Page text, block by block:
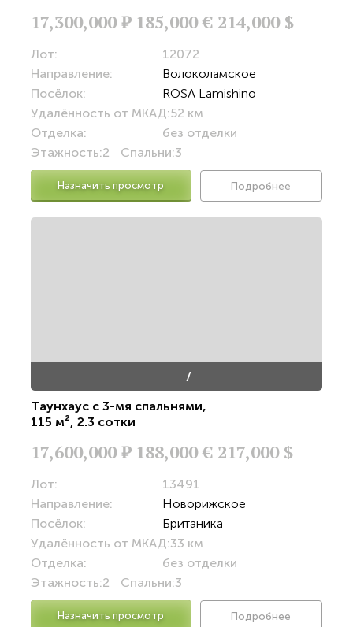
17,300,000Р 185,000 € 214,000 $
Лот:
12072
Направление:
Волоколамское
Посёлок:
ROSA Lamishino
Удалённость от МКАД:52 км
Отделка:
без отделки
Этажность:2 Спальни:3
Назначить просмотр Подробнее
/
Таунхаус с 3-мя спальнями,
115 м², 2.3 сотки
17,600,000Р 188,000 € 217,000 $
Лот:
13491
Направление:
Новорижское
Посёлок:
Британика
Удалённость от МКАД:33 км
Отделка:
без отделки
Этажность:2 Спальни:3
Назначить просмотр Подробнее